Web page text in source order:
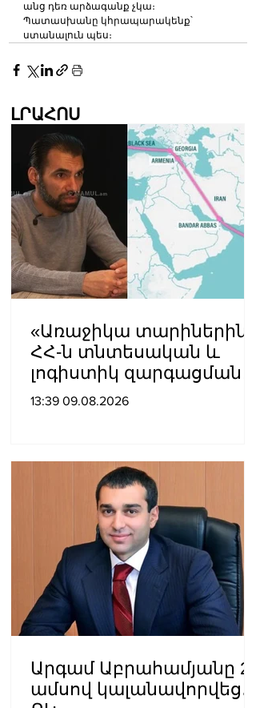
անց դեռ արձագանք չկա։
Պատասխանը կհրապարակենք՝
ստանալուն պես։
ԼՐԱՀՈՍ
«Առաջիկա տարիներին
ՀՀ-ն տնտեսական և
լոգիստիկ զարգացման
տեսանկյունից պետք է
Արա Պողոսյան
13:39 09.08.2026
Արգամ Աբրահամյանը 2
ամսով կալանավորվեց․